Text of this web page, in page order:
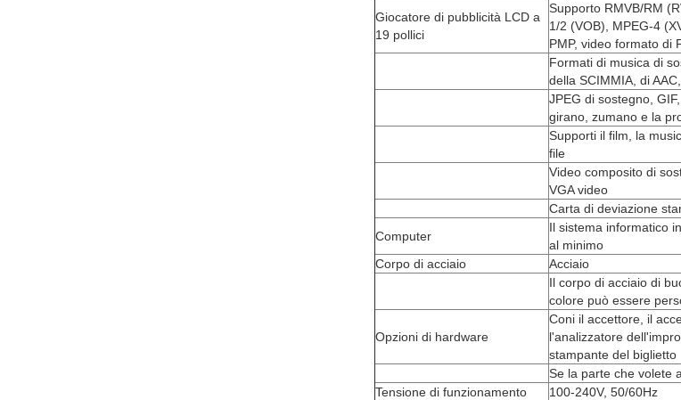
Giocatore di pubblicità LCD a
19 pollici
Supporto RMVB/RM
1/2 (VOB), MPEG-4
PMP, video formato di
Formati di musica di
della SCIMMIA, di
JPEG di sostegno,
girano, zumano e la
Supporti il film, la
file
Video composito di
VGA video
Carta di deviazione
Computer
Il sistema informatico
al minimo
Corpo di acciaio
Acciaio
Il corpo di acciaio di
colore può essere
Opzioni di hardware
Coni il accettore, il
l'analizzatore
stampante del biglietto
Se la parte che volete
Tensione di funzionamento
100-240V, 50/60Hz